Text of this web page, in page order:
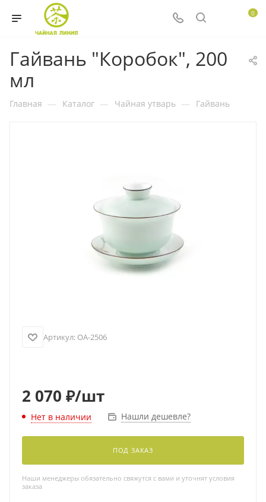
0
Гайвань "Коробок", 200
мл
Главная — Каталог — Чайная утварь — Гайвань
Артикул: OA-2506
2 070 ₽/шт
Нет в наличии Нашли дешевле?
ПОД ЗАКАЗ
Наши менеджеры обязательно свяжутся с вами и уточнят условия
заказа